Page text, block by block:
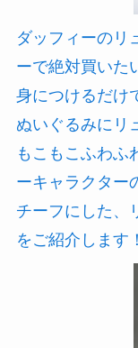
ダッフィーのリ
ーで絶対買いた
身につけるだけ
ぬいぐるみにリ
もこもこふわふ
ーキャラクター
チーフにした、
をご紹介します！